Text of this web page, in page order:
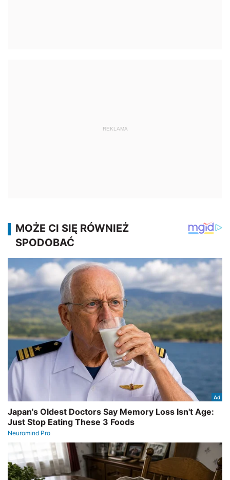
REKLAMA